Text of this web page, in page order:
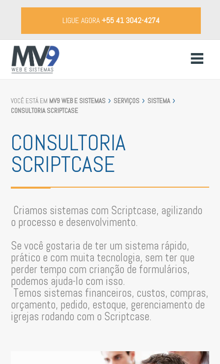
LIGUE AGORA+55 41 3042-4274
VOCÊ ESTÁ EM MV9 WEB E SISTEMAS SERVIÇOS
SISTEMA
CONSULTORIA SCRIPTCASE
CONSULTORIA
SCRIPTCASE
Criamos sistemas com Scriptcase, agilizando
o processo e desenvolvimento.
Se você gostaria de ter um sistema rápido,
prático e com muita tecnologia, sem ter que
perder tempo com crianção de formulários,
podemos ajuda-lo com isso.
Temos sistemas financeiros, custos, compras,
orçamento, pedido, estoque, gerenciamento de
igrejas rodando com o Scriptcase.